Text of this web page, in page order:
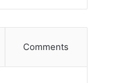
Comments